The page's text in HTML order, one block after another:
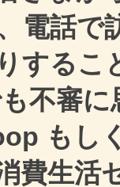
電話で
するこ
不審
もし
費生活